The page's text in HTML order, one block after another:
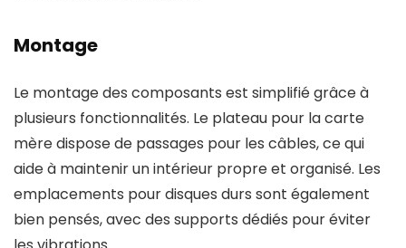
Montage
Le montage des composants est simplifié grâce à
plusieurs fonctionnalités. Le plateau pour la carte
mère dispose de passages pour les câbles, ce qui
aide à maintenir un intérieur propre et organisé. Les
emplacements pour disques durs sont également
bien pensés, avec des supports dédiés pour éviter